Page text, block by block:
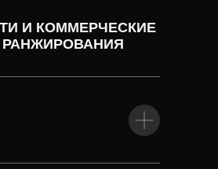
И КОММЕРЧЕСКИЕ